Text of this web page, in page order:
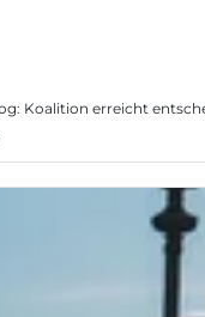
Koalition erreicht